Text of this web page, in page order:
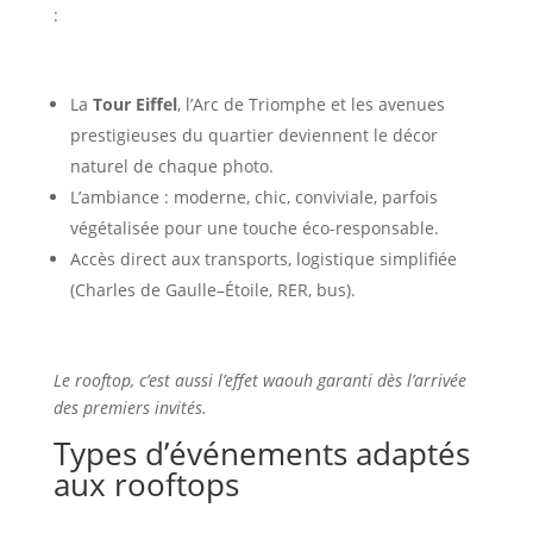
:
La Tour Eiffel, l’Arc de Triomphe et les avenues
prestigieuses du quartier deviennent le décor
naturel de chaque photo.
L’ambiance : moderne, chic, conviviale, parfois
végétalisée pour une touche éco-responsable.
Accès direct aux transports, logistique simplifiée
(Charles de Gaulle–Étoile, RER, bus).
Le rooftop, c’est aussi l’effet waouh garanti dès l’arrivée
des premiers invités.
Types d’événements adaptés
aux rooftops